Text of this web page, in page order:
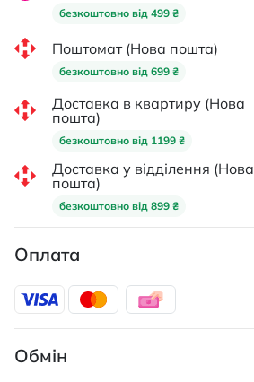
безкоштовно від 499 ₴
Поштомат (Нова пошта)
безкоштовно від 699 ₴
Доставка в квартиру (Нова
пошта)
безкоштовно від 1199 ₴
Доставка у відділення (Нова
пошта)
безкоштовно від 899 ₴
Оплата
Обмін